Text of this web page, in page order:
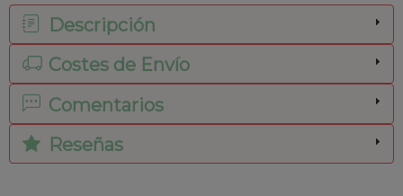
Descripción
Costes de Envío
Comentarios
Reseñas